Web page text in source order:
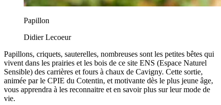
Papillon
Didier Lecoeur
Papillons, criquets, sauterelles, nombreuses sont les petites bêtes qui
vivent dans les prairies et les bois de ce site ENS (Espace Naturel
Sensible) des carrières et fours à chaux de Cavigny. Cette sortie,
animée par le CPIE du Cotentin, et motivante dès le plus jeune âge,
vous apprendra à les reconnaitre et en savoir plus sur leur mode de
vie.